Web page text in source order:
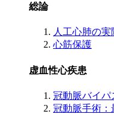
総論
人工心肺の実
心筋保護
虚血性心疾患
冠動脈バイパ
冠動脈手術：